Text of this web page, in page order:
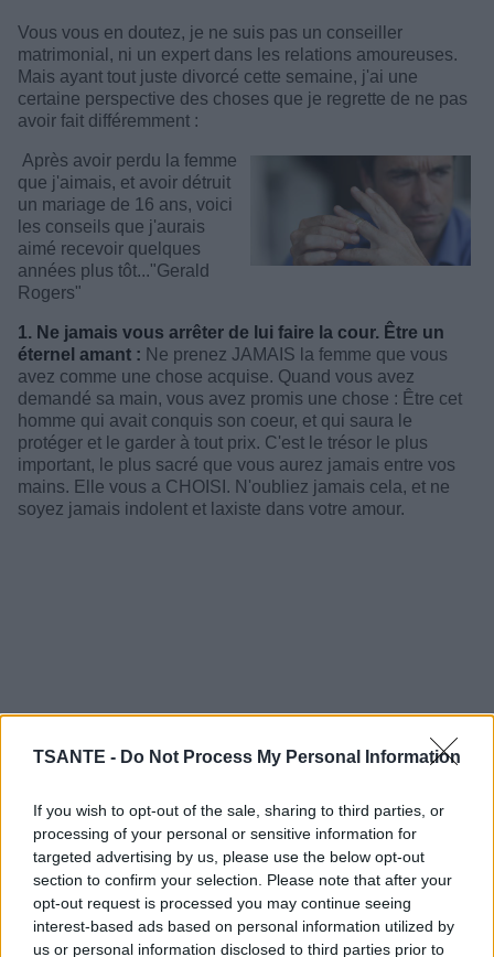
TSANTE - Do Not Process My Personal Information
If you wish to opt-out of the sale, sharing to third parties, or
processing of your personal or sensitive information for
targeted advertising by us, please use the below opt-out
section to confirm your selection. Please note that after your
opt-out request is processed you may continue seeing
interest-based ads based on personal information utilized by
us or personal information disclosed to third parties prior to
Vous vous en doutez, je ne suis pas un conseiller
matrimonial, ni un expert dans les relations amoureuses.
Mais ayant tout juste divorcé cette semaine, j'ai une
certaine perspective des choses que je regrette de ne pas
avoir fait différemment :
Après avoir perdu la femme
que j'aimais, et avoir détruit
un mariage de 16 ans, voici
les conseils que j'aurais
aimé recevoir quelques
années plus tôt..."Gerald
Rogers"
1. Ne jamais vous arrêter de lui faire la cour. Être un
éternel amant : Ne prenez JAMAIS la femme que vous
avez comme une chose acquise. Quand vous avez
demandé sa main, vous avez promis une chose : Être cet
homme qui avait conquis son coeur, et qui saura le
protéger et le garder à tout prix. C'est le trésor le plus
important, le plus sacré que vous aurez jamais entre vos
mains. Elle vous a CHOISI. N'oubliez jamais cela, et ne
soyez jamais indolent et laxiste dans votre amour.
2. Protégez votre propre coeur :Tout comme vous avez
prêté le serment d'être le gardien de son coeur, vous
devrez vous occuper du votre avec la même vigilance, les
mêmes égards. Aimez vous vous-même, aimez le monde